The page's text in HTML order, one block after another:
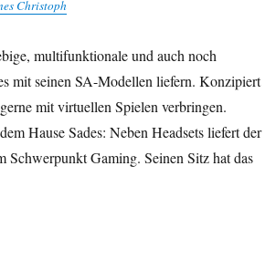
Christoph
multifunktionale und auch noch
mit seinen SA-Modellen liefern. Konzipiert
mit virtuellen Spielen verbringen.
Hause Sades: Neben Headsets liefert der
Schwerpunkt Gaming. Seinen Sitz hat das